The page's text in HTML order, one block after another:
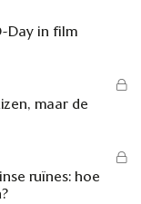
Day in film
maar de
ruïnes: hoe